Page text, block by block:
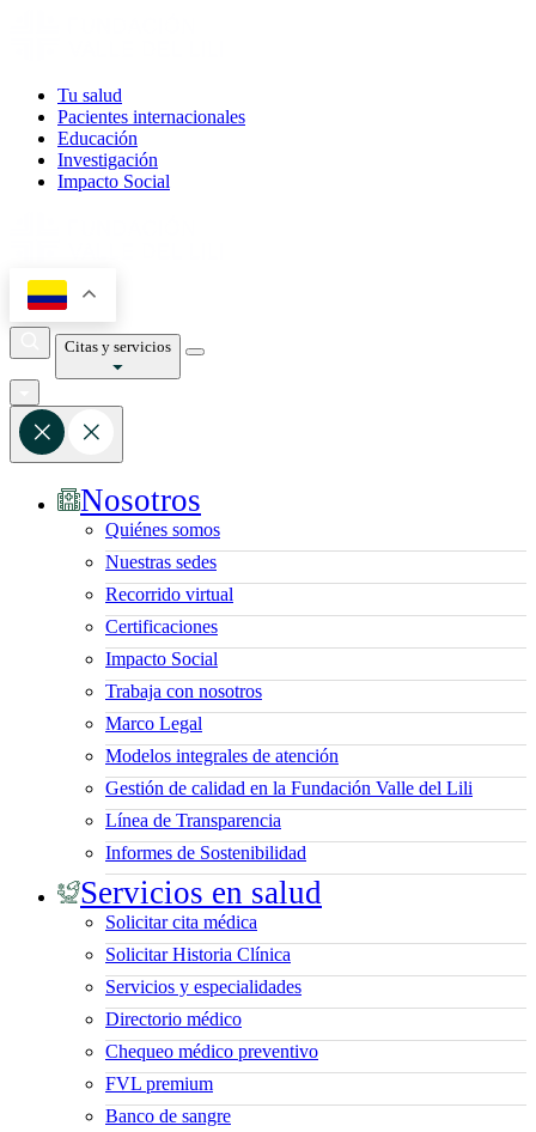
Tu salud
Pacientes internacionales
Educación
Investigación
Impacto Social
Citas y servicios
Nosotros
Quiénes somos
Nuestras sedes
Recorrido virtual
Certificaciones
Impacto Social
Trabaja con nosotros
Marco Legal
Modelos integrales de atención
Gestión de calidad en la Fundación Valle del Lili
Línea de Transparencia
Informes de Sostenibilidad
Servicios en salud
Solicitar cita médica
Solicitar Historia Clínica
Servicios y especialidades
Directorio médico
Chequeo médico preventivo
FVL premium
Banco de sangre